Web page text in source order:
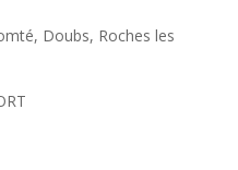
Doubs, Roches les